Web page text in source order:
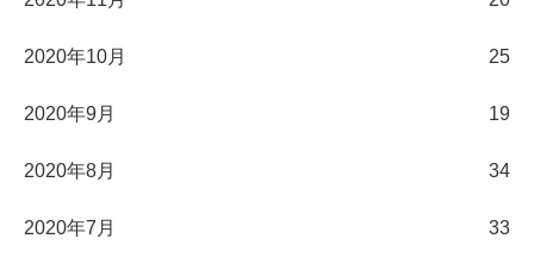
2020年10月 25
2020年9月 19
2020年8月 34
2020年7月 33